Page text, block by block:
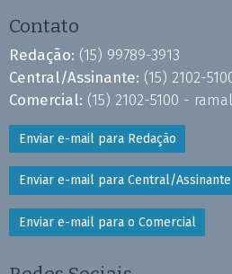
Contato
Redação: (15) 99789-3913
Central/Assinante: (15) 2102-
Comercial: (15) 2102-5100 -
Enviar e-mail para Redação
Enviar e-mail para Central/Assinante
Enviar e-mail para o Comercial